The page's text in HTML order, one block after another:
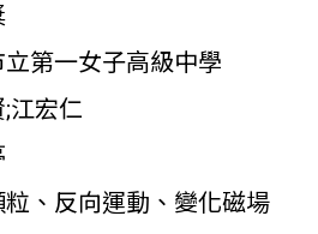
立第一女子高級中學
江宏仁
、反向運動、變化磁場